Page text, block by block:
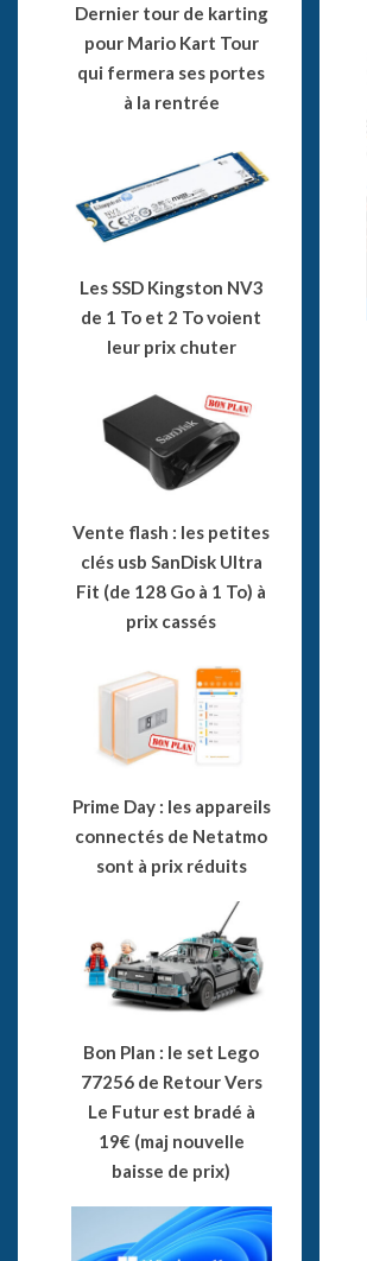
Dernier tour de karting
pour Mario Kart Tour
qui fermera ses portes
à la rentrée
Les SSD Kingston NV3
de 1 To et 2 To voient
leur prix chuter
Vente flash : les petites
clés usb SanDisk Ultra
Fit (de 128 Go à 1 To) à
prix cassés
Prime Day : les appareils
connectés de Netatmo
sont à prix réduits
Bon Plan : le set Lego
77256 de Retour Vers
Le Futur est bradé à
19€ (maj nouvelle
baisse de prix)